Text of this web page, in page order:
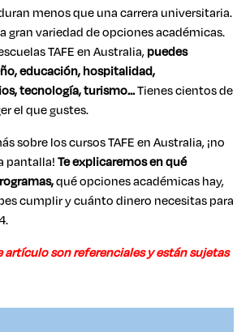
menos que una carrera universitaria.
gran variedad de opciones académicas.
TAFE en Australia,puedes
educación, hospitalidad,
tecnología, turismo…Tienes cientos de
el que gustes.
sobre los cursos TAFE en Australia, ¡no
pantalla!Te explicaremos en qué
qué opciones académicas hay,
cumplir y cuánto dinero necesitas para
artículo son referenciales y están sujetas